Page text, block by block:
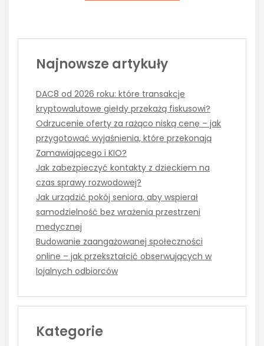
Najnowsze artykuły
DAC8 od 2026 roku: które transakcje
kryptowalutowe giełdy przekażą fiskusowi?
Odrzucenie oferty za rażąco niską cenę – jak
przygotować wyjaśnienia, które przekonają
Zamawiającego i KIO?
Jak zabezpieczyć kontakty z dzieckiem na
czas sprawy rozwodowej?
Jak urządzić pokój seniora, aby wspierał
samodzielność bez wrażenia przestrzeni
medycznej
Budowanie zaangażowanej społeczności
online – jak przekształcić obserwujących w
lojalnych odbiorców
Kategorie